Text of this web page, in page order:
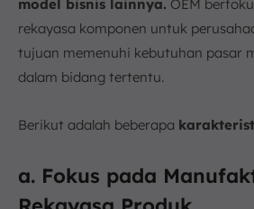
model bisnis lainnya. OEM
rekayasa komponen untuk
tujuan memenuhi kebutuhan pasar
dalam bidang tertentu.
Berikut adalah beberapa
a. Fokus pada